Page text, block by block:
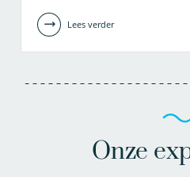
Lees verder
Onze